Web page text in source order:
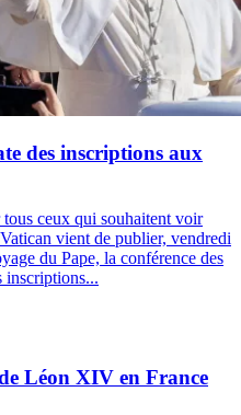
des inscriptions aux
ceux qui souhaitent voir
vient de publier, vendredi
du Pape, la conférence des
inscriptions...
Léon XIV en France